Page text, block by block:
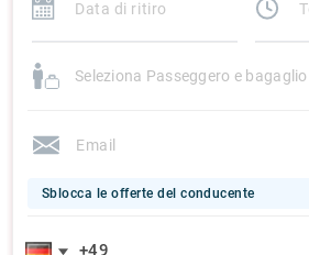
Seleziona Passeggero e bagaglio
Sblocca le offerte del conducente